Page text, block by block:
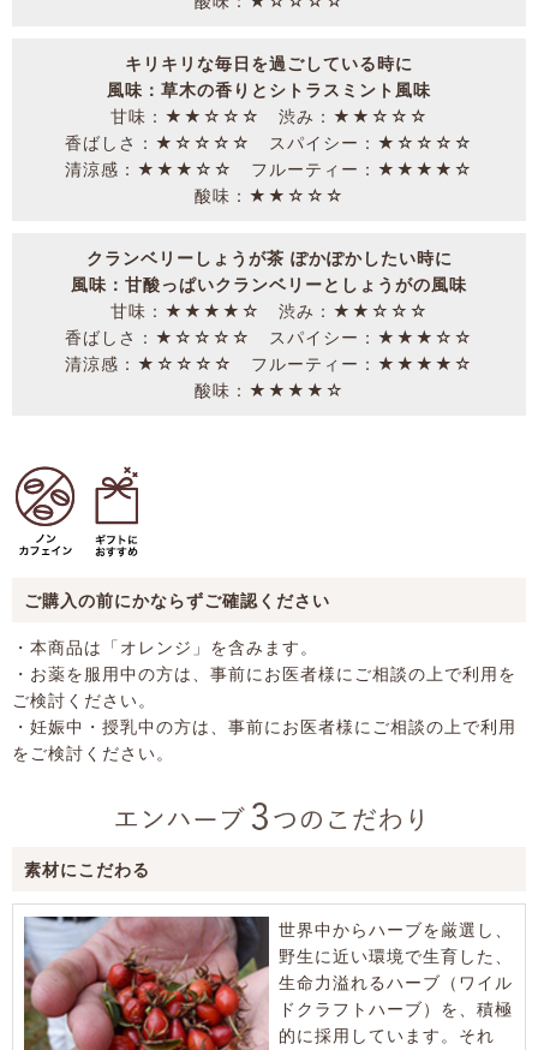
キリキリな毎日を過ごしている時に
風味：草木の香りとシトラスミント風味
甘味：★★☆☆☆ 渋み：★★☆☆☆
香ばしさ：★☆☆☆☆ スパイシー：★☆☆☆☆
清涼感：★★★☆☆ フルーティー：★★★★☆
酸味：★★☆☆☆
クランベリーしょうが茶 ぽかぽかしたい時に
風味：甘酸っぱいクランベリーとしょうがの風味
甘味：★★★★☆ 渋み：★★☆☆☆
香ばしさ：★☆☆☆☆ スパイシー：★★★☆☆
清涼感：★☆☆☆☆ フルーティー：★★★★☆
酸味：★★★★☆
ご購入の前にかならずご確認ください
・本商品は「オレンジ」を含みます。
・お薬を服用中の方は、事前にお医者様にご相談の上で利用を
ご検討ください。
・妊娠中・授乳中の方は、事前にお医者様にご相談の上で利用
をご検討ください。
素材にこだわる
世界中からハーブを厳選し、
野生に近い環境で生育した、
生命力溢れるハーブ（ワイル
ドクラフトハーブ）を、積極
的に採用しています。それ